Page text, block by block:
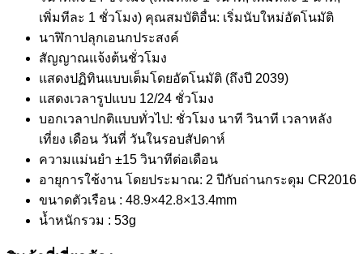
เพิ่มทีละ 1 ชั่วโมง) คุณสมบัติอื่น: เริ่มนับใหม่อัตโนมัติ
นาฬิกาปลุกเอนกประสงค์
สัญญาณแจ้งต้นชั่วโมง
แสดงปฏิทินแบบเต็มโดยอัตโนมัติ (ถึงปี 2039)
แสดงเวลารูปแบบ 12/24 ชั่วโมง
บอกเวลาปกติแบบทั่วไป: ชั่วโมง นาที วินาที เวลาหลัง
เที่ยง เดือน วันที่ วันในรอบสัปดาห์
ความแม่นยำ ±15 วินาทีต่อเดือน
อายุการใช้งาน โดยประมาณ: 2 ปีกับถ่านกระดุม CR2016
ขนาดตัวเรือน : 48.9×42.8×13.4mm
น้ำหนักรวม : 53g